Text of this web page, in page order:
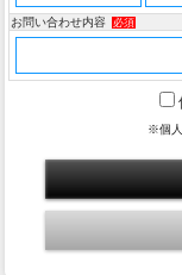
お問い合わせ内容 必須
※個人